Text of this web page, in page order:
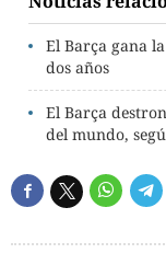
El Barça gana
dos años
El Barça
del mundo,